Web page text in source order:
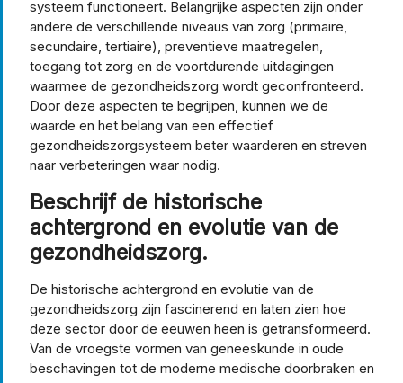
systeem functioneert. Belangrijke aspecten zijn onder
andere de verschillende niveaus van zorg (primaire,
secundaire, tertiaire), preventieve maatregelen,
toegang tot zorg en de voortdurende uitdagingen
waarmee de gezondheidszorg wordt geconfronteerd.
Door deze aspecten te begrijpen, kunnen we de
waarde en het belang van een effectief
gezondheidszorgsysteem beter waarderen en streven
naar verbeteringen waar nodig.
Beschrijf de historische
achtergrond en evolutie van de
gezondheidszorg.
De historische achtergrond en evolutie van de
gezondheidszorg zijn fascinerend en laten zien hoe
deze sector door de eeuwen heen is getransformeerd.
Van de vroegste vormen van geneeskunde in oude
beschavingen tot de moderne medische doorbraken en